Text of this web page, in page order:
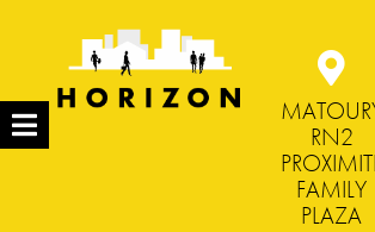
RN2
FAMILY
PLAZA